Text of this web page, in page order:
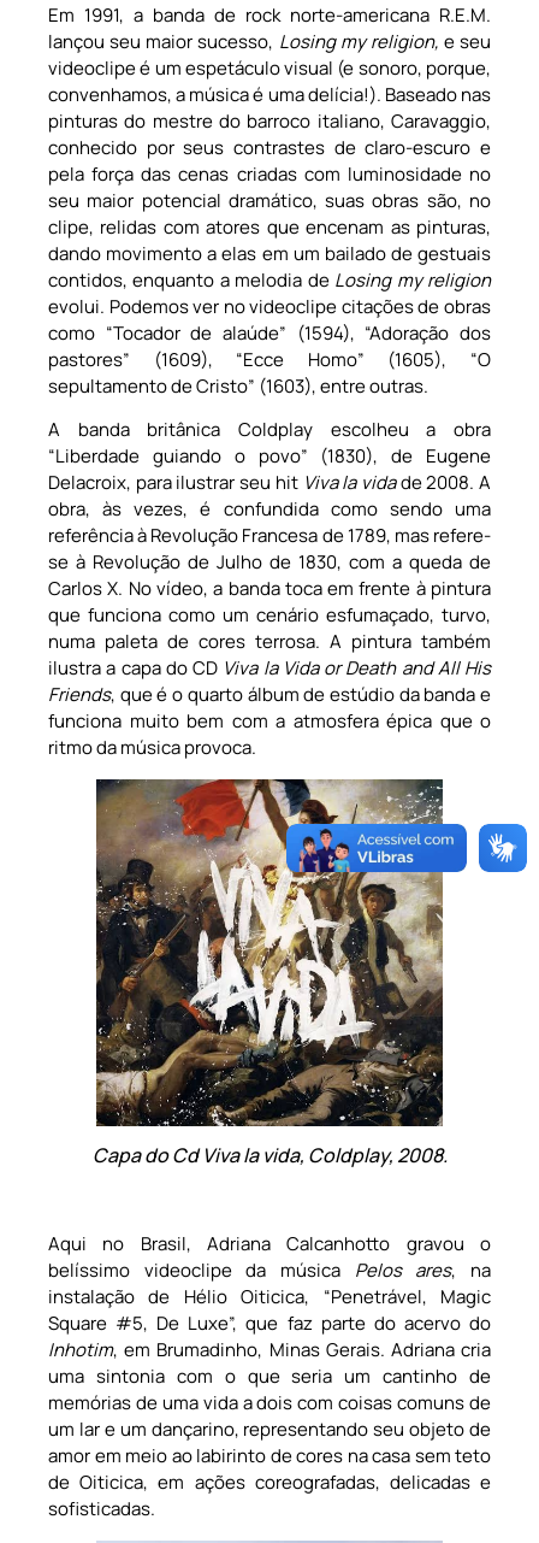
Em 1991, a banda de rock norte-americana R.E.M.
lançou seu maior sucesso, Losing my religion, e seu
videoclipe é um espetáculo visual (e sonoro, porque,
convenhamos, a música é uma delícia!). Baseado nas
pinturas do mestre do barroco italiano, Caravaggio,
conhecido por seus contrastes de claro-escuro e
pela força das cenas criadas com luminosidade no
seu maior potencial dramático, suas obras são, no
clipe, relidas com atores que encenam as pinturas,
dando movimento a elas em um bailado de gestuais
contidos, enquanto a melodia de Losing my religion
evolui. Podemos ver no videoclipe citações de obras
como “Tocador de alaúde” (1594), “Adoração dos
pastores” (1609), “Ecce Homo” (1605), “O
sepultamento de Cristo” (1603), entre outras.
A banda britânica Coldplay escolheu a obra
“Liberdade guiando o povo” (1830), de Eugene
Delacroix, para ilustrar seu hit Viva la vidade 2008. A
obra, às vezes, é confundida como sendo uma
referência à Revolução Francesa de 1789, mas refere-
se à Revolução de Julho de 1830, com a queda de
Carlos X. No vídeo, a banda toca em frente à pintura
que funciona como um cenário esfumaçado, turvo,
numa paleta de cores terrosa. A pintura também
ilustra a capa do CD Viva la Vida or Death and All His
Friends, que é o quarto álbum de estúdio da banda e
funciona muito bem com a atmosfera épica que o
ritmo da música provoca.
Capa do Cd Viva la vida, Coldplay, 2008.
Aqui no Brasil, Adriana Calcanhotto gravou o
belíssimo videoclipe da música Pelos ares, na
instalação de Hélio Oiticica, “Penetrável, Magic
Square #5, De Luxe”, que faz parte do acervo do
Inhotim, em Brumadinho, Minas Gerais. Adriana cria
uma sintonia com o que seria um cantinho de
memórias de uma vida a dois com coisas comuns de
um lar e um dançarino, representando seu objeto de
amor em meio ao labirinto de cores na casa sem teto
de Oiticica, em ações coreografadas, delicadas e
sofisticadas.